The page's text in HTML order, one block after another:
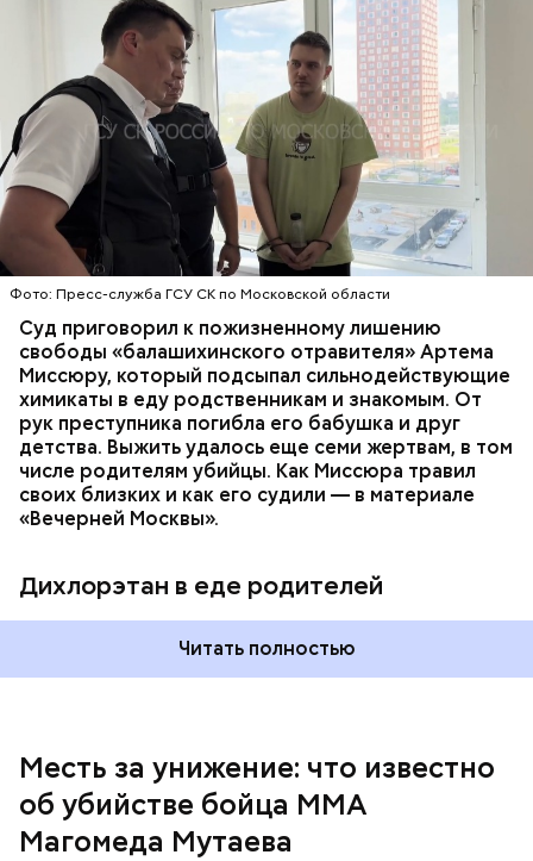
Фото: Пресс-служба ГСУ СК по Московской области
Суд приговорил к пожизненному лишению
свободы «балашихинского отравителя» Артема
Миссюру, который подсыпал сильнодействующие
химикаты в еду родственникам и знакомым. От
рук преступника погибла его бабушка и друг
детства. Выжить удалось еще семи жертвам, в том
числе родителям убийцы. Как Миссюра травил
своих близких и как его судили — в материале
«Вечерней Москвы».
Дихлорэтан в еде родителей
Все началось в июне, когда двое супругов
обратились в местную больницу с жалобами на
плохое самочувствие. Врачи не смогли поставить
им точный диагноз, после чего анализы
потерпевших направили на экспертизу. В них
специалисты обнаружили сильнодействующий
химикат дихлорэтан, который не мог попасть в
организм супругов случайно. То же самое вещество
нашли в еде, изъятой из квартиры пострадавших.
Видео: пресс-служба ГСУ СК по Московской области
Читать полностью
ОТРАВЛЕНИЯ БАЛАШИХА
РОДИТЕЛИ
СЛЕДСТВЕННЫЙ КОМИТЕТ
ЭКСПЕРТИЗЫ
Месть за унижение: что известно
об убийстве бойца ММА
Магомеда Мутаева
— Личность подозреваемого установлена,
полицией принимаются меры к задержанию, —
Республике Дагестан.
Стражи порядка отправились в село Чанко, где
может скрываться вероятный злоумышленник.
Параллельно с этим в Махачкале объявлен план
«Перехват». Въезд и выезд в город перекрыты.
Помимо этого, полицейские патрулируют улицы,
железнодорожный вокзал и аэропорт.